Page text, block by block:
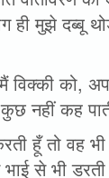
ही मुझे दब्बू
को,
नहीं कह
हूँ तो वह
भाई से भी